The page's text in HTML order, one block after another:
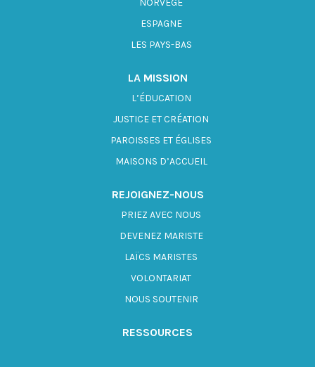
NORVÈGE
ESPAGNE
LES PAYS-BAS
LA MISSION
L’ÉDUCATION
JUSTICE ET CRÉATION
PAROISSES ET ÉGLISES
MAISONS D’ACCUEIL
REJOIGNEZ-NOUS
PRIEZ AVEC NOUS
DEVENEZ MARISTE
LAÏCS MARISTES
VOLONTARIAT
NOUS SOUTENIR
RESSOURCES